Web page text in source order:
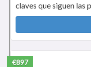
claves que siguen las
€897